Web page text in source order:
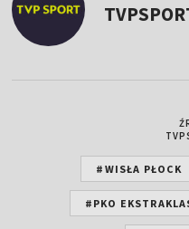
#WISŁA PŁOCK
#PKO